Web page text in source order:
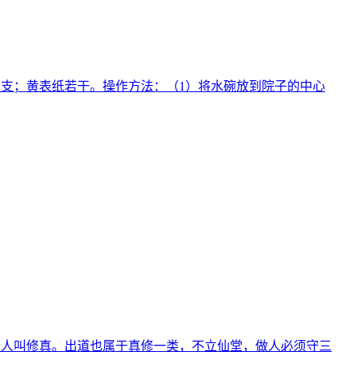
；黄表纸若干。操作方法：（1）将水碗放到院子的中心
叫修真。出道也属于真修一类，不立仙堂，做人必须守三